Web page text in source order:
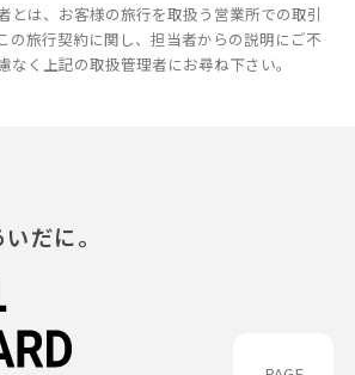
とは、お客様の旅行を取扱う営業所での取引
の旅行契約に関し、担当者からの説明にご不
なく上記の取扱管理者にお尋ね下さい。
だに。